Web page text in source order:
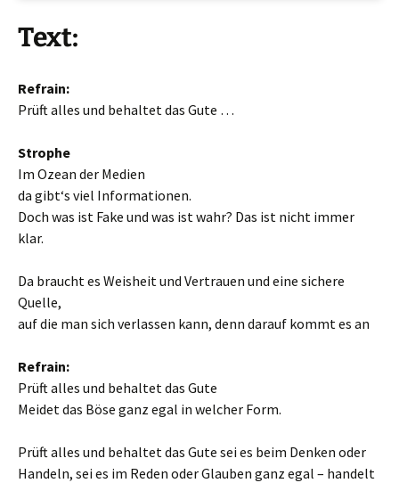
Text:
Refrain:
Prüft alles und behaltet das Gute …
Strophe
Im Ozean der Medien
da gibt‘s viel Informationen.
Doch was ist Fake und was ist wahr? Das ist nicht immer
klar.
Da braucht es Weisheit und Vertrauen und eine sichere
Quelle,
auf die man sich verlassen kann, denn darauf kommt es an
Refrain:
Prüft alles und behaltet das Gute
Meidet das Böse ganz egal in welcher Form.
Prüft alles und behaltet das Gute sei es beim Denken oder
Handeln, sei es im Reden oder Glauben ganz egal – handelt